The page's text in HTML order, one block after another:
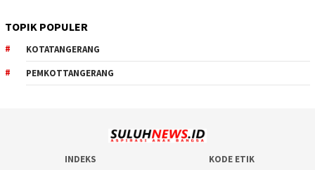
TOPIK POPULER
KOTATANGERANG
PEMKOTTANGERANG
INDEKS
KODE ETIK